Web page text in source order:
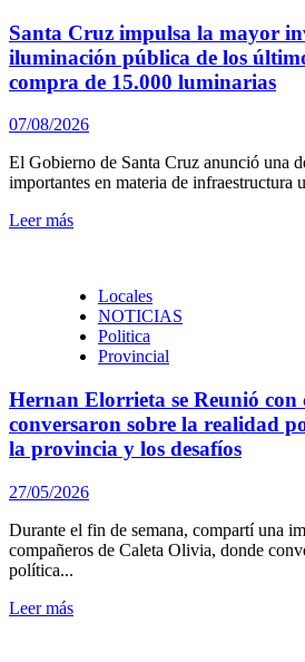
Santa Cruz impulsa la mayor
iluminación pública de los
compra de 15.000 luminarias
07/08/2026
El Gobierno de Santa Cruz anunció una
importantes en materia de infraestructura
Leer más
Locales
NOTICIAS
Politica
Provincial
Hernan Elorrieta se Reunió con
conversaron sobre la realidad
la provincia y los desafíos
27/05/2026
Durante el fin de semana, compartí una
compañeros de Caleta Olivia, donde
política...
Leer más